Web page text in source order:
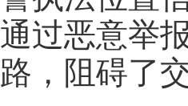
通过恶意举
路，阻碍了